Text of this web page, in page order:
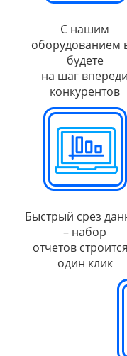
С нашим
оборудованием
будете
на шаг впереди
конкурентов
Быстрый срез
– набор
отчетов
один клик